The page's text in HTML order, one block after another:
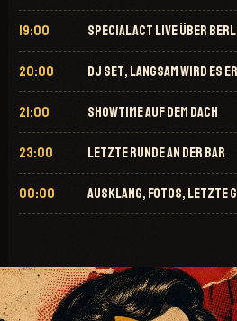
19:00 SPECIAL ACT LIVE ÜBER
20:00 DJ SET, LANGSAM WIRD ES
21:00 SHOWTIME AUF DEM DACH
23:00 LETZTE RUNDE AN DER BAR
00:00 AUSKLANG, FOTOS, LETZTE